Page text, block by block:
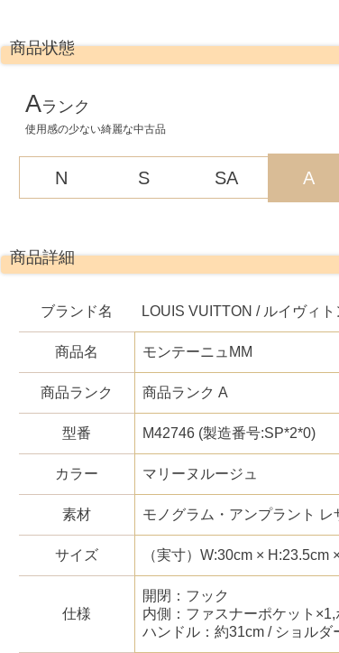
商品状態
Aランク
使用感の少ない綺麗な中古品
N S SA A
商品詳細
ブランド名 LOUIS VUITTON / ルイヴィト
商品名 モンテーニュMM
商品ランク 商品ランク A
型番 M42746 (製造番号:SP*2*0)
カラー マリーヌルージュ
素材 モノグラム・アンプラント レ
サイズ （実寸）W:30cm × H:23.5cm
仕様
開閉：フック
内側：ファスナーポケット
ハンドル：約31cm / ショル